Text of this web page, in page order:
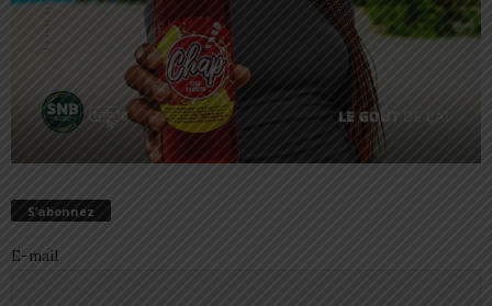
S’abonnez
E-mail